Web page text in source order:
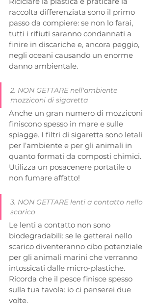
raccolta differenziata sono il primo
passo da compiere: se non lo farai,
tutti i rifiuti saranno condannati a
finire in discariche e, ancora peggio,
negli oceani causando un enorme
danno ambientale.
2. NON GETTARE nell'ambiente
mozziconi di sigaretta
Anche un gran numero di mozziconi
finiscono spesso in mare e sulle
spiagge. I filtri di sigaretta sono letali
per l’ambiente e per gli animali in
quanto formati da composti chimici.
Utilizza un posacenere portatile o
non fumare affatto!
3. NON GETTARE lenti a contatto nello
scarico
Le lenti a contatto non sono
biodegradabili: se le getterai nello
scarico diventeranno cibo potenziale
per gli animali marini che verranno
intossicati dalle micro-plastiche.
Ricorda che il pesce finisce spesso
sulla tua tavola: io ci penserei due
volte.